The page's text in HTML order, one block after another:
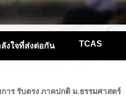
ลังใจที่ส่งต่อกัน TCAS
การ รับตรง ภาคปกติ ม.ธรรมศาสตร์